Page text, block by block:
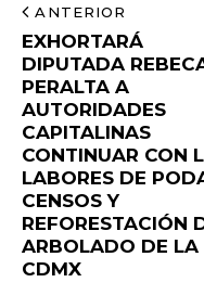
ANTERIOR
EXHORTARÁ
DIPUTADA
PERALTA A
AUTORIDADES
CAPITALINAS
CONTINUAR CON
LABORES DE
CENSOS Y
REFORESTACIÓN
ARBOLADO DE LA
CDMX